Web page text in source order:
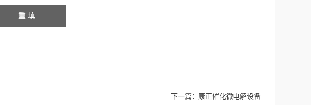
下一篇： 康正催化微电解设备